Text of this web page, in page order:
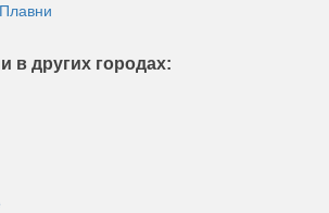
в других городах: